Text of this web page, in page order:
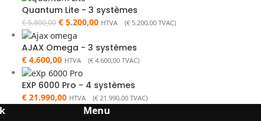
Quantum Lite - 3 systèmes
€5.800,00 €5.200,00 HTVA (€5.200,00TVAC)
AJAX Omega - 3 systèmes
€4.600,00 HTVA (€4.600,00TVAC)
EXP 6000 Pro - 4 systèmes
€21.990,00 HTVA (€21.990,00TVAC)
Menu